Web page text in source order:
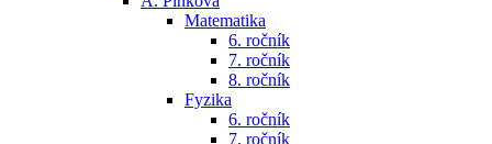
Matematika
6. ročník
7. ročník
8. ročník
Fyzika
6. ročník
7. ročník